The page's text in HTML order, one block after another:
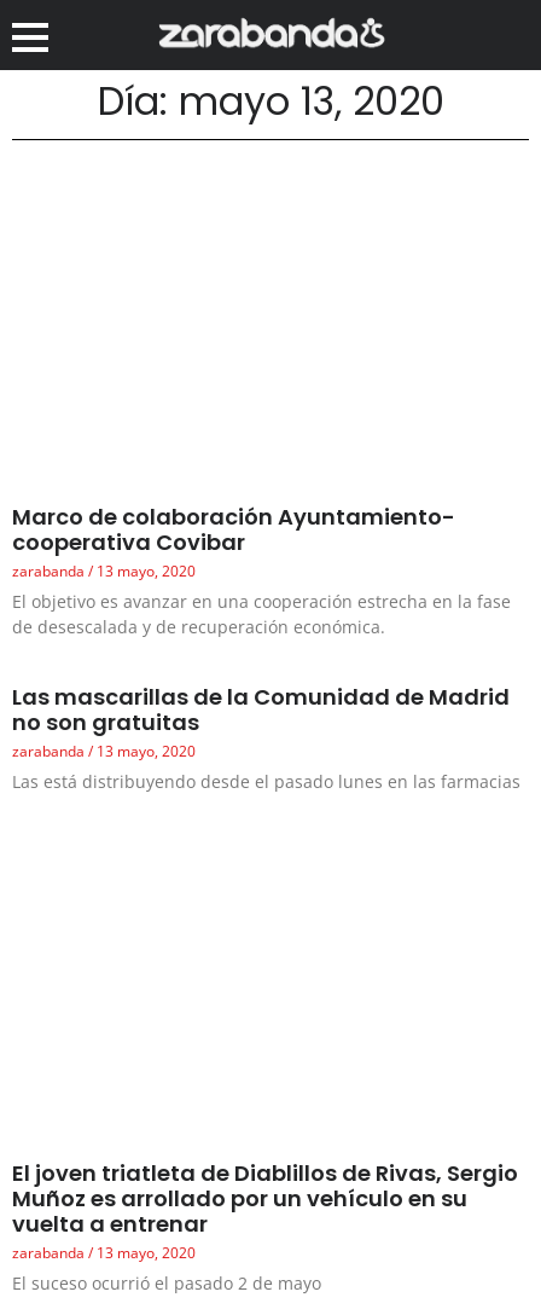
Día: mayo 13, 2020
Marco de colaboración Ayuntamiento-
cooperativa Covibar
zarabanda 13 mayo, 2020
El objetivo es avanzar en una cooperación estrecha en la fase
de desescalada y de recuperación económica.
Las mascarillas de la Comunidad de Madrid
no son gratuitas
zarabanda 13 mayo, 2020
Las está distribuyendo desde el pasado lunes en las farmacias
El joven triatleta de Diablillos de Rivas, Sergio
Muñoz es arrollado por un vehículo en su
vuelta a entrenar
zarabanda 13 mayo, 2020
El suceso ocurrió el pasado 2 de mayo